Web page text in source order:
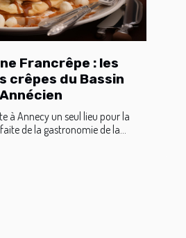
Francrêpe : les
crêpes du Bassin
Annécien
à Annecy un seul lieu pour la
de la gastronomie de la...